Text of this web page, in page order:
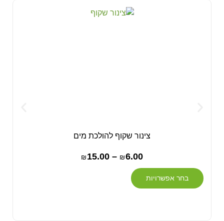
צינור שקוף להולכת מים
₪6.00
–
₪ 15.00
בחר אפשרויות